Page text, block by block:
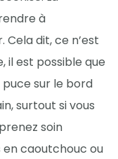
à
dit, ce n’est
il est possible que
sur le bord
surtout si vous
soin
caoutchouc ou